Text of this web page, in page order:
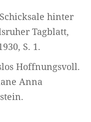
hinter
Tagblatt,
S. 1.
Hoffnungsvoll.
Anna